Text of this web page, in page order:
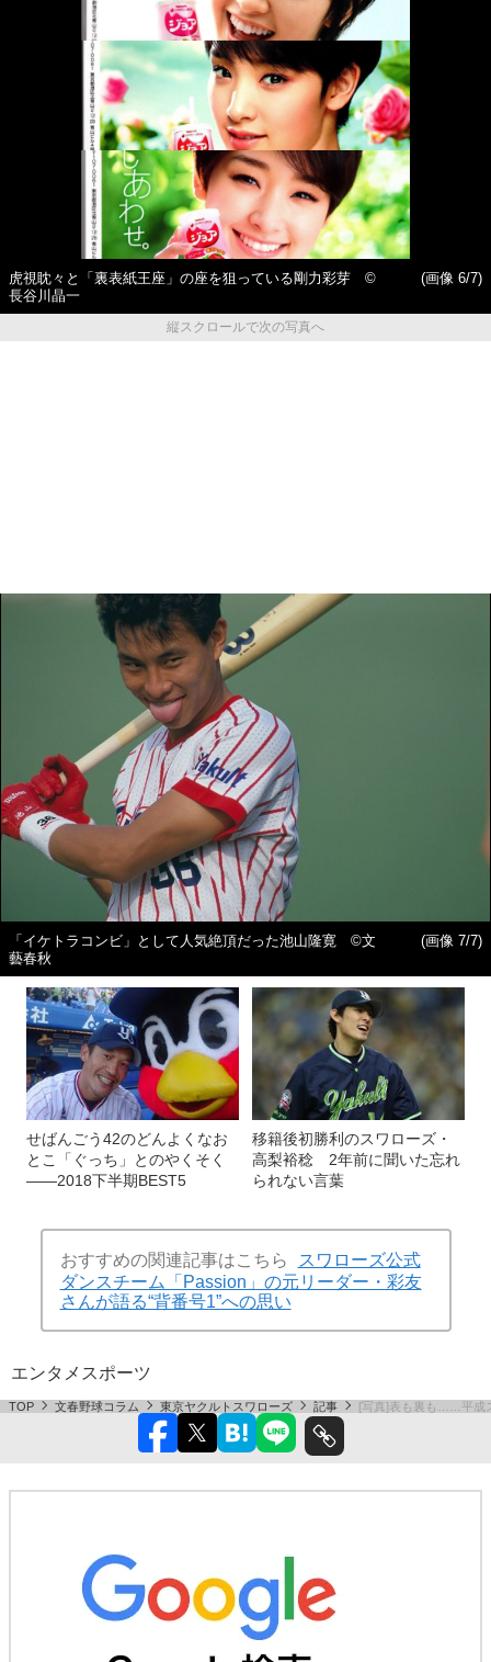
虎視眈々と「裏表紙王座」の座を狙っている剛力彩芽 ©
長谷川晶一
(画像 6/7)
縦スクロールで次の写真へ
「イケトラコンビ」として人気絶頂だった池山隆寛 ©文
藝春秋
(画像 7/7)
せばんごう42のどんよくなお
とこ「ぐっち」とのやくそく
――2018下半期BEST5
移籍後初勝利のスワローズ・
高梨裕稔 2年前に聞いた忘れ
られない言葉
おすすめの関連記事はこちら
スワローズ公式
ダンスチーム「Passion」の元リーダー・彩友
さんが語る“背番号1”への思い
エンタメ スポーツ
TOP 文春野球コラム 東京ヤクルトスワローズ 記事 [写真]表も裏も……平成